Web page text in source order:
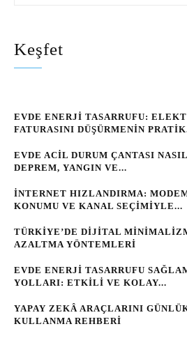
Keşfet
EVDE ENERJI TASARRUFU:
FATURASINI DÜŞÜRMENIN
EVDE ACIL DURUM ÇANTASI
DEPREM, YANGIN VE...
İNTERNET HIZLANDIRMA:
KONUMU VE KANAL SEÇIMIYLE...
TÜRKIYE’DE DIJITAL
AZALTMA YÖNTEMLERI
EVDE ENERJI TASARRUFU
YOLLARI: ETKILI VE KOLAY...
YAPAY ZEKÂ ARAÇLARINI
KULLANMA REHBERI